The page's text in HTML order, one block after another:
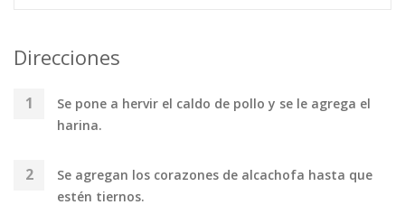
Direcciones
Se pone a hervir el caldo de pollo y se le agrega el
harina.
Se agregan los corazones de alcachofa hasta que
estén tiernos.